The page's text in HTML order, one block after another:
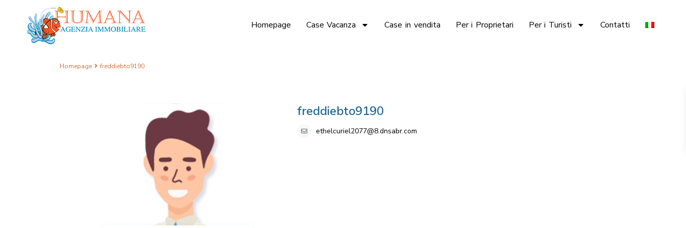
Homepage Case Vacanza Case in vendita Per i Proprietari Per i Turisti Contatti
Homepage freddiebto9190
freddiebto9190
ethelcuriel2077@8.dnsabr.com